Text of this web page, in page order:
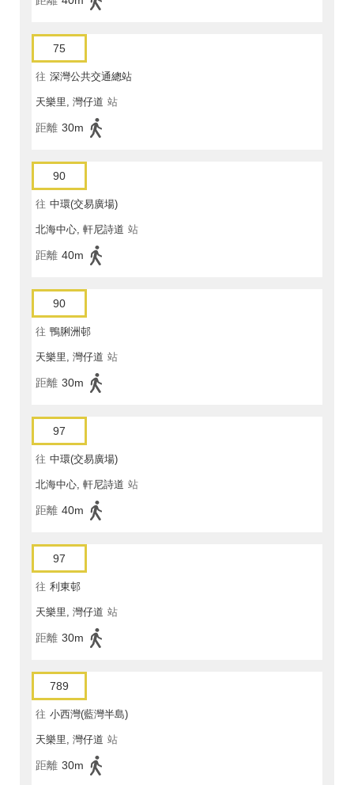
75
往 深灣公共交通總站
天樂里, 灣仔道 站
距離 30m
90
往 中環(交易廣場)
北海中心, 軒尼詩道 站
距離 40m
90
往 鴨脷洲邨
天樂里, 灣仔道 站
距離 30m
97
往 中環(交易廣場)
北海中心, 軒尼詩道 站
距離 40m
97
往 利東邨
天樂里, 灣仔道 站
距離 30m
789
往 小西灣(藍灣半島)
天樂里, 灣仔道 站
距離 30m